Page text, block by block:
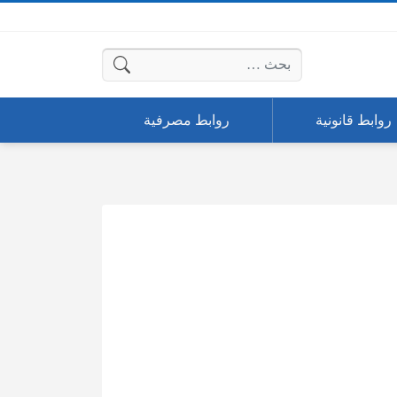
البحث عن:
روابط قانونية روابط مصرفية